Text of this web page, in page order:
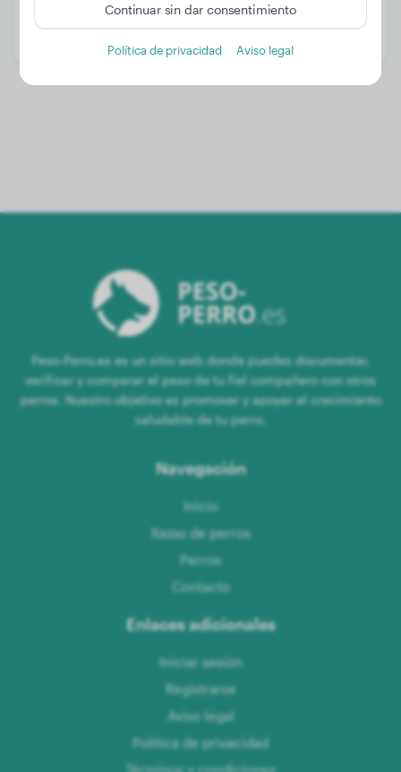
1 año, 7 meses
Peso-Perro.es es un sitio web donde puedes documentar,
verificar y comparar el peso de tu fiel compañero con otros
perros. Nuestro objetivo es promover y apoyar el crecimiento
saludable de tu perro.
Navegación
Inicio
Razas de perros
Perros
Contacto
Enlaces adicionales
Iniciar sesión
Registrarse
Aviso legal
Política de privacidad
Continuar sin dar consentimiento
Política de privacidad Aviso legal